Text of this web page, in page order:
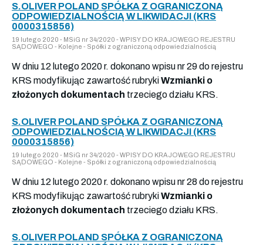
S.OLIVER POLAND SPÓŁKA Z OGRANICZONĄ
ODPOWIEDZIALNOŚCIĄ W LIKWIDACJI (KRS
0000315856)
19 lutego 2020 - MSiG nr 34/2020 - WPISY DO KRAJOWEGO REJESTRU
SĄDOWEGO - Kolejne - Spółki z ograniczoną odpowiedzialnością
W dniu 12 lutego 2020 r. dokonano wpisu nr 29 do rejestru
KRS modyfikując zawartość rubrykiWzmianki o
złożonych dokumentach trzeciego działu KRS.
S.OLIVER POLAND SPÓŁKA Z OGRANICZONĄ
ODPOWIEDZIALNOŚCIĄ W LIKWIDACJI (KRS
0000315856)
19 lutego 2020 - MSiG nr 34/2020 - WPISY DO KRAJOWEGO REJESTRU
SĄDOWEGO - Kolejne - Spółki z ograniczoną odpowiedzialnością
W dniu 12 lutego 2020 r. dokonano wpisu nr 28 do rejestru
KRS modyfikując zawartość rubrykiWzmianki o
złożonych dokumentach trzeciego działu KRS.
S.OLIVER POLAND SPÓŁKA Z OGRANICZONĄ